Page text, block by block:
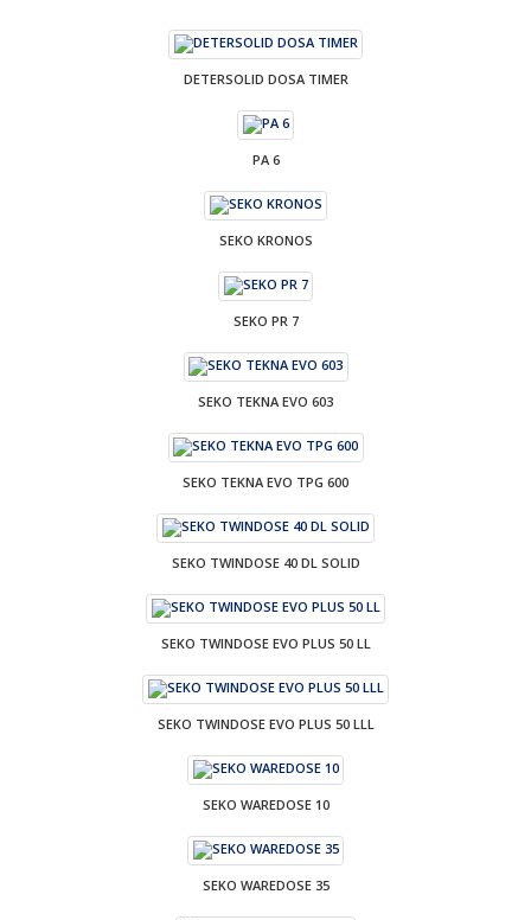
DETERSOLID DOSA TIMER
PA 6
SEKO KRONOS
SEKO PR 7
SEKO TEKNA EVO 603
SEKO TEKNA EVO TPG 600
SEKO TWINDOSE 40 DL SOLID
SEKO TWINDOSE EVO PLUS 50 LL
SEKO TWINDOSE EVO PLUS 50 LLL
SEKO WAREDOSE 10
SEKO WAREDOSE 35